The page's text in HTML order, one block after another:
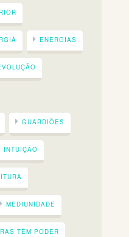
ENERGIAS
GUARDIÕES
INTUIÇÃO
MEDIUNIDADE
TÊM PODER